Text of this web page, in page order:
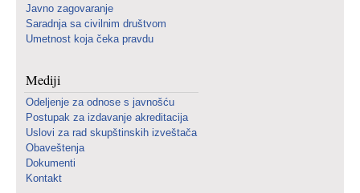
Javno zagovaranje
Saradnja sa civilnim društvom
Umetnost koja čeka pravdu
Mediji
Odeljenje za odnose s javnošću
Postupak za izdavanje akreditacija
Uslovi za rad skupštinskih izveštača
Obaveštenja
Dokumenti
Kontakt